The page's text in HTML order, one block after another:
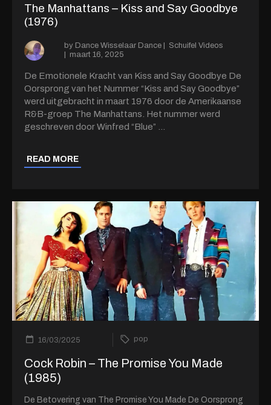
The Manhattans – Kiss and Say Goodbye
(1976)
by Dance Wisselaar Dance| Schuifel Videos
maart 16, 2025
De Emotionele Kracht van Kiss and Say Goodbye De
Oorsprong van het Nummer “Kiss and Say Goodbye”
werd uitgebracht in maart 1976 door de Amerikaanse
R&B-groep The Manhattans. Het nummer werd
geschreven door Winfred “Blue”
READ MORE
16/03/2025 pop
Cock Robin – The Promise You Made
(1985)
De Betovering van The Promise You Made De Oorsprong